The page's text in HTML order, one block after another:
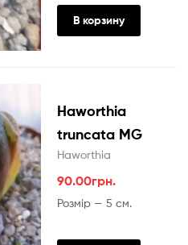
В корзину
Haworthia
truncata MG
Haworthia
90.00грн.
Розмір — 5 см.